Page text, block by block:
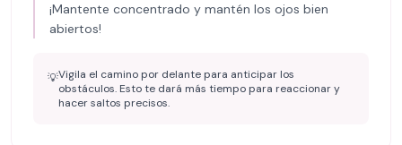
¡Mantente concentrado y mantén los ojos bien
abiertos!
💡Vigila el camino por delante para anticipar los
obstáculos. Esto te dará más tiempo para reaccionar y
hacer saltos precisos.